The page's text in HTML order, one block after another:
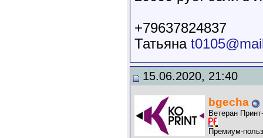
+79637824837
Татьяна
15.06.2020, 21:40
bgecha
Ветеран
Премиум-